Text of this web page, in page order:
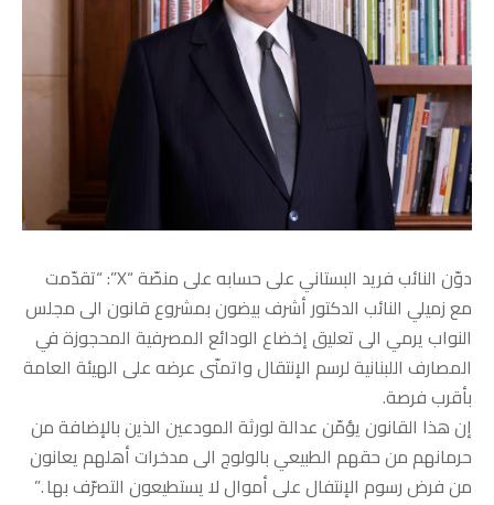
دوّن النائب فريد البستاني على حسابه على منصّة “X”: “تقدّمت
مع زميلي النائب الدكتور أشرف بيضون بمشروع قانون الى مجلس
النواب يرمي الى تعليق إخضاع الودائع المصرفية المحجوزة في
المصارف اللبنانية لرسم الإنتقال واتمنّى عرضه على الهيئة العامة
بأقرب فرصة.
إن هذا القانون يؤمّن عدالة لورثة المودعين الذين بالإضافة من
حرمانهم من حقهم الطبيعي بالولوج الى مدخرات أهلهم يعانون
من فرض رسوم الإنتفال على أموال لا يستطيعون التصرّف بها .”